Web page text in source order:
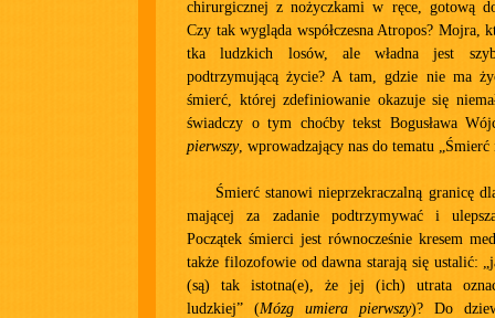
chirurgicznej z nożyczkami w ręce, gotową
Czy tak wygląda współczesna Atropos? Mojra,
tka ludzkich losów, ale władna jest
podtrzymującą życie? A tam, gdzie nie ma
śmierć, której zdefiniowanie okazuje się
świadczy o tym choćby tekst Bogusława
pierwszy, wprowadzający nas do tematu „Śmierć
Śmierć stanowi nieprzekraczalną granicę
mającej za zadanie podtrzymywać i
Początek śmierci jest równocześnie kresem
także filozofowie od dawna starają się ustalić:
(są) tak istotna(e), że jej (ich) utrata
ludzkiej” (Mózg umiera pierwszy)? Do